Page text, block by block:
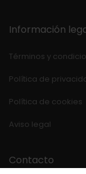
Información
Términos y
Política de
Política de cookies
Aviso legal
Contacto